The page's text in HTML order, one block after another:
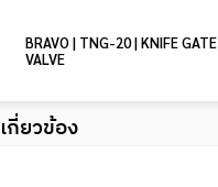
BRAVO | TNG-20 | KNIFE GATE
VALVE
กี่ยวข้อง